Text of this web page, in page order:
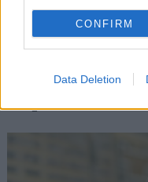
CONFIRM
Data Deletion
07 sierpnia 2026 | 22:17
Ukraińskie Kościoły